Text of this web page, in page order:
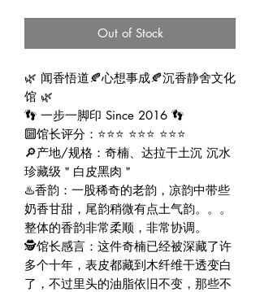
Out of Stock
🌿 闻香悟道🍂心想事成🍂沉香静舍文化
馆 🌿
👣 一步一脚印 Since 2016 👣
🔟馆长评分：⭐⭐⭐ ⭐⭐⭐ ⭐⭐⭐
🔎产地/规格：奇楠、达拉干土沉 沉水
珍藏级＂白皮黑肉＂
♨️香韵：一股稀奇的老韵，凉韵中带些
奶香甘甜，尾韵稍微有点土气韵。。。
整体的香韵非常柔顺，非常协调。
🕵️馆长感言：这件奇楠已经被深藏了许
多个十年，表皮都藏到木纤维干透变白
了，不过里头的油脂依旧不变，那些不